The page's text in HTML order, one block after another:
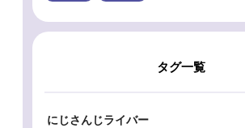
タグ一覧
にじさんじライバー